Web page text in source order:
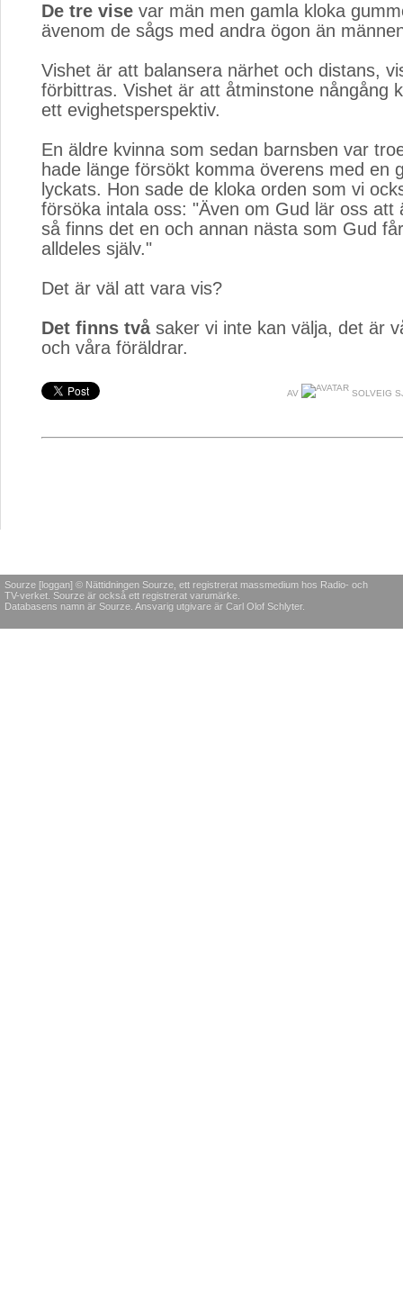
De tre vise var män men gamla kloka
ävenom de sågs med andra ögon än
Vishet är att balansera närhet och distans,
förbittras. Vishet är att åtminstone nångång
ett evighetsperspektiv.
En äldre kvinna som sedan barnsben var
hade länge försökt komma överens med en
lyckats. Hon sade de kloka orden som vi
försöka intala oss: "Även om Gud lär oss att
så finns det en och annan nästa som Gud
alldeles själv."
Det är väl att vara vis?
Det finns tvåsaker vi inte kan välja, det är
och våra föräldrar.
AV SOLVEIG
Sourze [loggan] © Nättidningen Sourze, ett registrerat massmedium hos Radio- och
TV-verket. Sourze är också ett registrerat varumärke.
Databasens namn är Sourze. Ansvarig utgivare är Carl Olof Schlyter.